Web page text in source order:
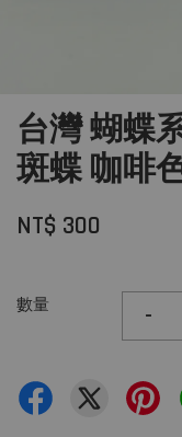
台灣 蝴蝶
斑蝶 咖啡
NT$ 300
數量 -